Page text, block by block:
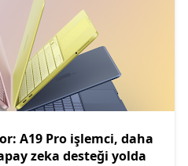
A19 Pro işlemci, daha
zeka desteği yolda